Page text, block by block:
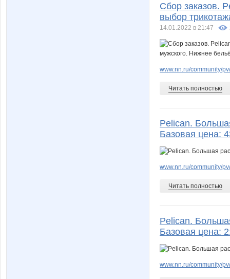
Сбор заказов.
выбор
14.01.2022 в 21:47
www.nn.ru/community/
Читать полностью
Pelican.
Базовая цена:
www.nn.ru/community/
Читать полностью
Pelican.
Базовая цена:
www.nn.ru/community/